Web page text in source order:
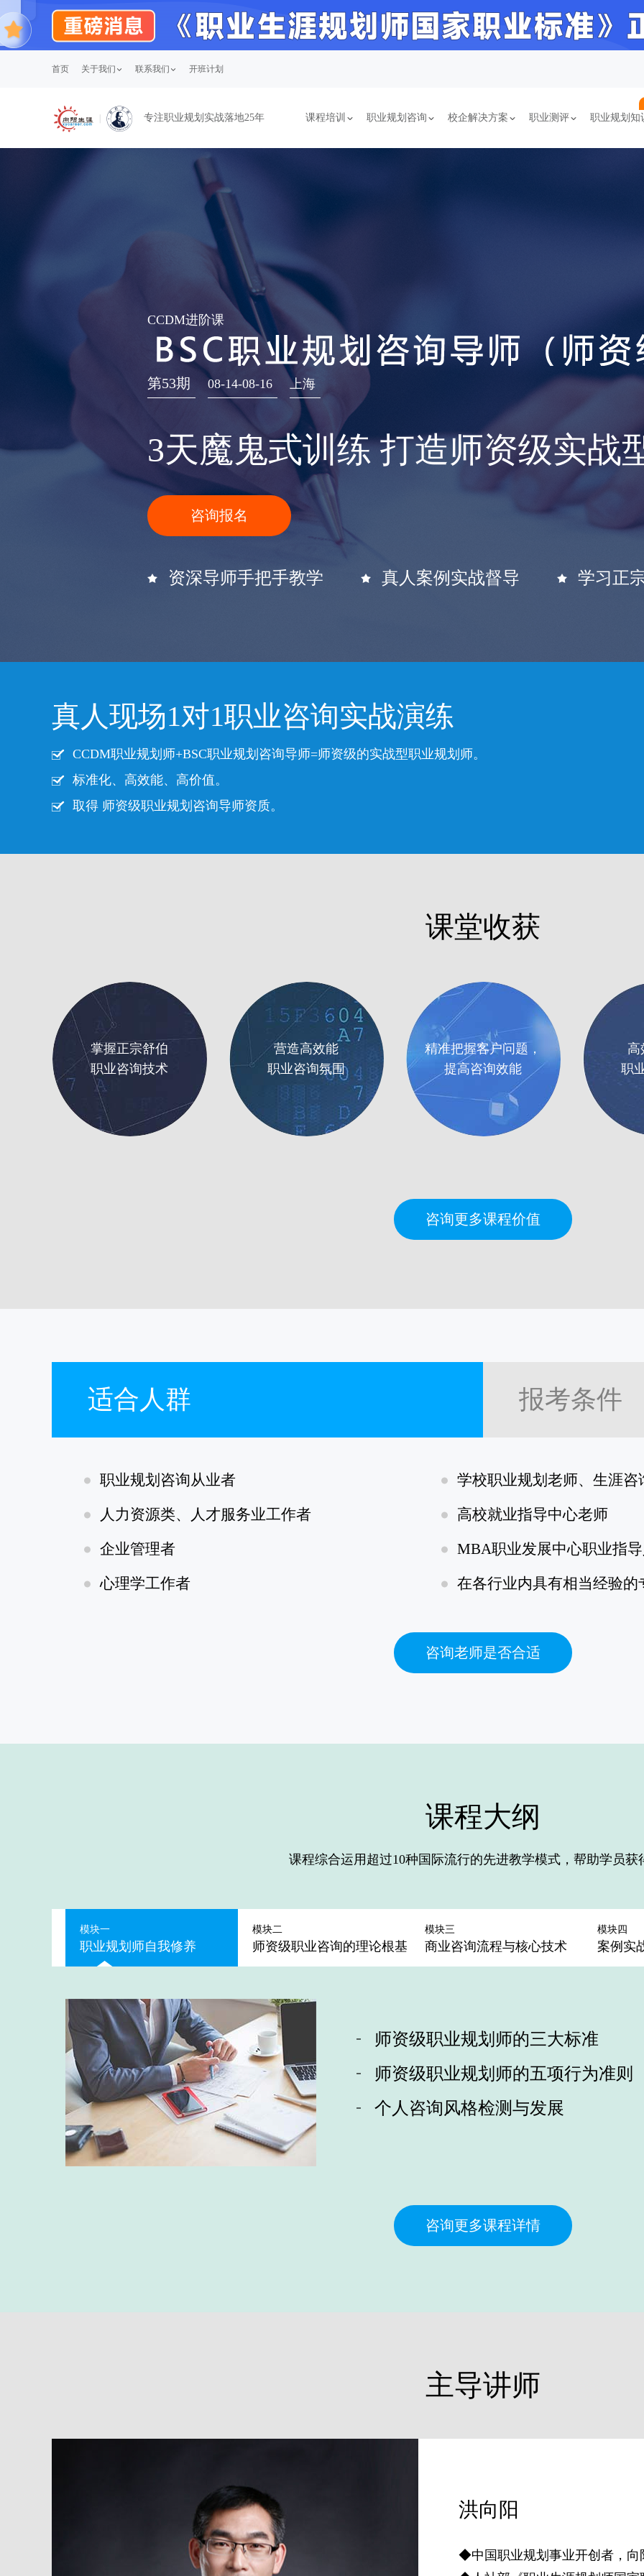
首页 关于我们 联系我们 开班计划
专注职业规划实战落地25年 课程培训 职业规划咨询 校企解决方案 职业测评 职业规划知
CCDM进阶课
第53期 08-14-08-16 上海
3天魔鬼式训练 打造师资级实战
咨询报名
资深导师手把手教学 真人案例实战督导 学习正
真人现场1对1职业咨询实战演练
CCDM职业规划师+BSC职业规划咨询导师=师资级的实战型职业规划师。
标准化、高效能、高价值。
取得 师资级职业规划咨询导师资质。
课堂收获
掌握正宗舒伯
职业咨询技术
营造高效能
职业咨询氛围
精准把握客户问题，
提高咨询效能
高
职
咨询更多课程价值
适合人群 报考条件
职业规划咨询从业者
学校职业规划老师、生涯咨
人力资源类、人才服务业工作者
高校就业指导中心老师
企业管理者
MBA职业发展中心职业指导
心理学工作者
在各行业内具有相当经验的
咨询老师是否合适
课程大纲
课程综合运用超过10种国际流行的先进教学模式，帮助学员获
模块一
职业规划师自我修养
模块二
师资级职业咨询的理论根基
模块三
商业咨询流程与核心技术
模块四
案例实
师资级职业规划师的三大标准
师资级职业规划师的五项行为准则
个人咨询风格检测与发展
咨询更多课程详情
主导讲师
洪向阳
◆中国职业规划事业开创者，向